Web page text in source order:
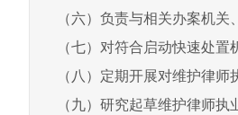
（六）负责与相关办案机
（七）对符合启动快速处
（八）定期开展对维护律
（九）研究起草维护律师执